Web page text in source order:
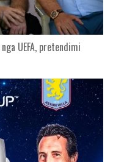
UEFA, pretendimi